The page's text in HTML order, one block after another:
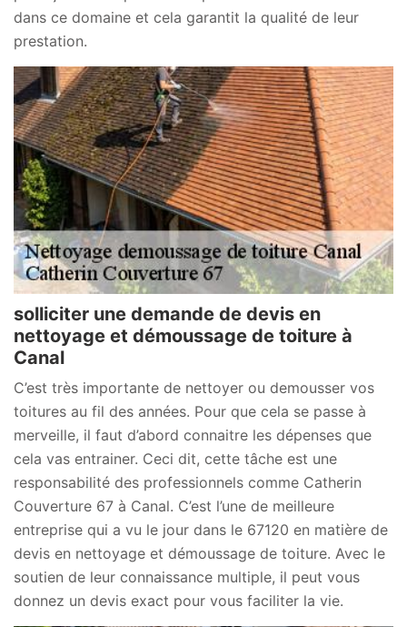
dans ce domaine et cela garantit la qualité de leur
prestation.
solliciter une demande de devis en
nettoyage et démoussage de toiture à
Canal
C’est très importante de nettoyer ou demousser vos
toitures au fil des années. Pour que cela se passe à
merveille, il faut d’abord connaitre les dépenses que
cela vas entrainer. Ceci dit, cette tâche est une
responsabilité des professionnels comme Catherin
Couverture 67 à Canal. C’est l’une de meilleure
entreprise qui a vu le jour dans le 67120 en matière de
devis en nettoyage et démoussage de toiture. Avec le
soutien de leur connaissance multiple, il peut vous
donnez un devis exact pour vous faciliter la vie.